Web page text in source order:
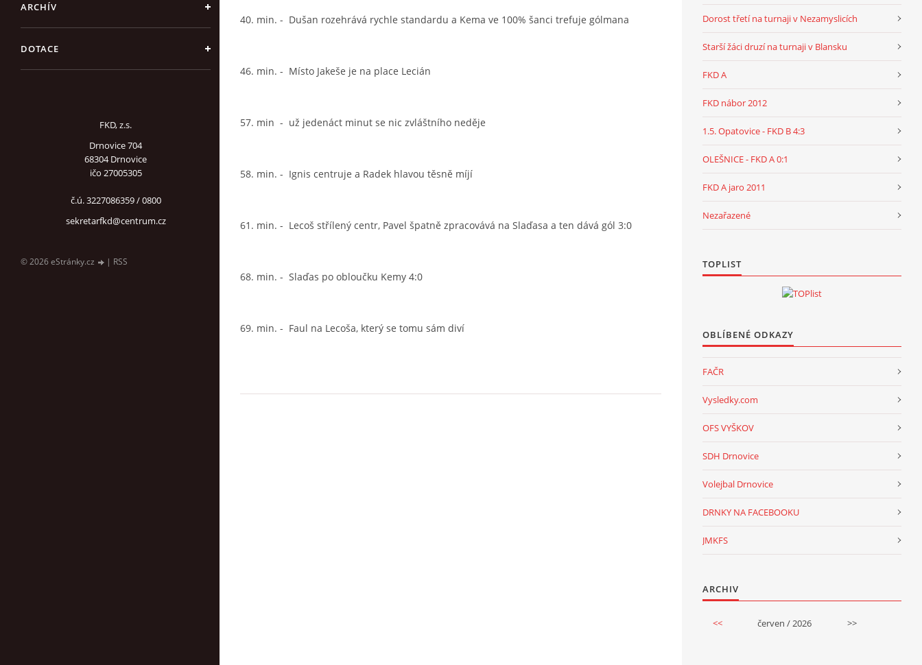
ARCHÍV
DOTACE
FKD, z.s.
Drnovice 704
68304 Drnovice
ičo 27005305
č.ú. 3227086359 / 0800
sekretarfkd@centrum.cz
© 2026 eStránky.cz | RSS
40. min. - Dušan rozehrává rychle standardu a Kema ve 100% šanci trefuje gólmana
46. min. - Místo Jakeše je na place Lecián
57. min - už jedenáct minut se nic zvláštního neděje
58. min. - Ignis centruje a Radek hlavou těsně míjí
61. min. - Lecoš střílený centr, Pavel špatně zpracovává na Slaďasa a ten dává gól 3:0
68. min. - Slaďas po obloučku Kemy 4:0
69. min. - Faul na Lecoša, který se tomu sám diví
Dorost třetí na turnaji v Nezamyslicích
Starší žáci druzí na turnaji v Blansku
FKD A
FKD nábor 2012
1.5. Opatovice - FKD B 4:3
OLEŠNICE - FKD A 0:1
FKD A jaro 2011
Nezařazené
TOPLIST
OBLÍBENÉ ODKAZY
FAČR
Vysledky.com
OFS VYŠKOV
SDH Drnovice
Volejbal Drnovice
DRNKY NA FACEBOOKU
JMKFS
ARCHIV
<< červen / 2026 >>